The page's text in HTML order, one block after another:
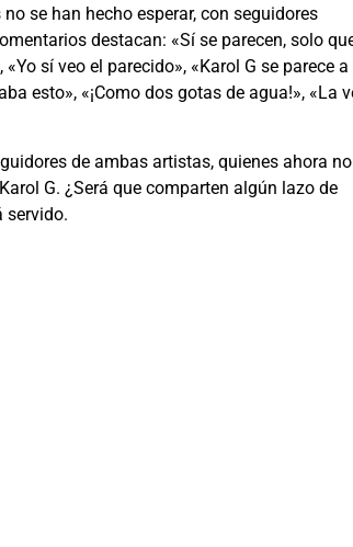
se han hecho esperar, con seguidores
destacan: «Sí se parecen, solo
sí veo el parecido», «Karol G se parece a
esto», «¡Como dos gotas de agua!», «La
de ambas artistas, quienes ahora no
G. ¿Será que comparten algún lazo de
servido.